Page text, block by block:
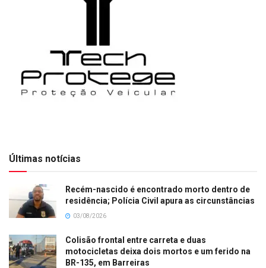
Últimas notícias
Recém-nascido é encontrado morto dentro de
residência; Polícia Civil apura as circunstâncias
03/08/2026
Colisão frontal entre carreta e duas
motocicletas deixa dois mortos e um ferido na
BR-135, em Barreiras